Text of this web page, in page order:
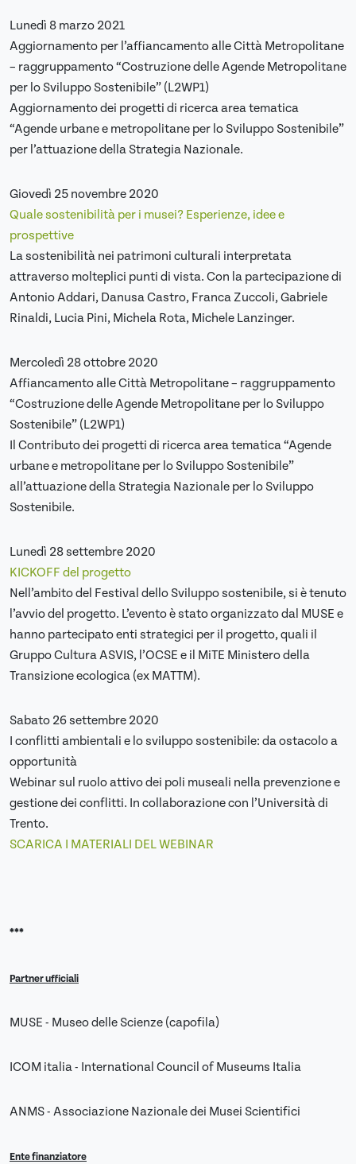
Lunedì 8 marzo 2021
Aggiornamento per l’affiancamento alle Città Metropolitane
– raggruppamento “Costruzione delle Agende Metropolitane
per lo Sviluppo Sostenibile” (L2WP1)
Aggiornamento dei progetti di ricerca area tematica
“Agende urbane e metropolitane per lo Sviluppo Sostenibile”
per l’attuazione della Strategia Nazionale.
Giovedì 25 novembre 2020
Quale sostenibilità per i musei? Esperienze, idee e
prospettive
La sostenibilità nei patrimoni culturali interpretata
attraverso molteplici punti di vista. Con la partecipazione di
Antonio Addari, Danusa Castro, Franca Zuccoli, Gabriele
Rinaldi, Lucia Pini, Michela Rota, Michele Lanzinger.
Mercoledì 28 ottobre 2020
Affiancamento alle Città Metropolitane – raggruppamento
“Costruzione delle Agende Metropolitane per lo Sviluppo
Sostenibile” (L2WP1)
Il Contributo dei progetti di ricerca area tematica “Agende
urbane e metropolitane per lo Sviluppo Sostenibile”
all’attuazione della Strategia Nazionale per lo Sviluppo
Sostenibile.
Lunedì 28 settembre 2020
KICKOFF del progetto
Nell’ambito del Festival dello Sviluppo sostenibile, si è tenuto
l’avvio del progetto. L’evento è stato organizzato dal MUSE e
hanno partecipato enti strategici per il progetto, quali il
Gruppo Cultura ASVIS, l’OCSE e il MiTE Ministero della
Transizione ecologica (ex MATTM).
Sabato 26 settembre 2020
I conflitti ambientali e lo sviluppo sostenibile: da ostacolo a
opportunità
Webinar sul ruolo attivo dei poli museali nella prevenzione e
gestione dei conflitti. In collaborazione con l’Università di
Trento.
SCARICA I MATERIALI DEL WEBINAR
***
Partner ufficiali
MUSE - Museo delle Scienze (capofila)
ICOM italia - International Council of Museums Italia
ANMS - Associazione Nazionale dei Musei Scientifici
Ente finanziatore